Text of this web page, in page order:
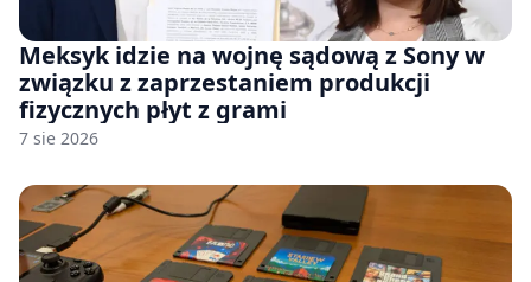
Meksyk idzie na wojnę sądową z Sony w
związku z zaprzestaniem produkcji
fizycznych płyt z grami
7 sie 2026